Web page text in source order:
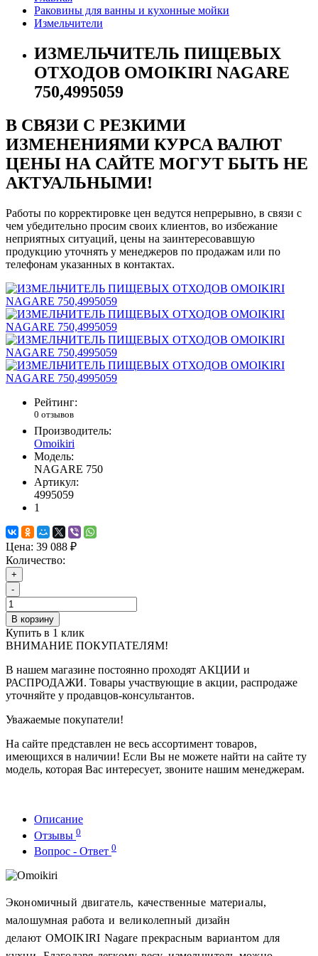
Раковины для ванны и кухонные мойки
Измельчители
ИЗМЕЛЬЧИТЕЛЬ ПИЩЕВЫХ
ОТХОДОВ OMOIKIRI NAGARE
750,4995059
В СВЯЗИ С РЕЗКИМИ
ИЗМЕНЕНИЯМИ КУРСА ВАЛЮТ
ЦЕНЫ НА САЙТЕ МОГУТ БЫТЬ НЕ
АКТУАЛЬНЫМИ!
Работы по корректировке цен ведутся непрерывно, в связи с
чем убедительно просим своих клиентов, во избежание
неприятных ситуаций, цены на заинтересовавшую
продукцию уточнять у менеджеров по продажам или по
телефонам указанных в контактах.
Рейтинг:
0 отзывов
Производитель:
Omoikiri
Модель:
NAGARE 750
Артикул:
4995059
1
Цена: 39 088 ₽
Количество:
+
-
В корзину
Купить в 1 клик
ВНИМАНИЕ ПОКУПАТЕЛЯМ!
В нашем магазине постоянно проходят АКЦИИ и
РАСПРОДАЖИ. Товары участвующие в акции, распродаже
уточняйте у продавцов-консультантов.
Уважаемые покупатели!
На сайте представлен не весь ассортимент товаров,
имеющихся в наличии! Если Вы не можете найти на сайте ту
модель, которая Вас интересует, звоните нашим менеджерам.
Описание
Отзывы 0
Вопрос - Ответ 0
Экономичный двигатель, качественные материалы,
малошумная работа и великолепный дизайн
делают OMOIKIRI Nagare прекрасным вариантом для